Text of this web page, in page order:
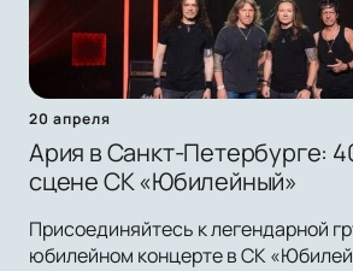
20 апреля
Ария в Санкт-Петербурге:
сцене СК «Юбилейный»
Присоединяйтесь к легендарной
юбилейном концерте в СК